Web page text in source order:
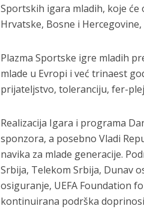
Sportskih igara mladih, koje će
Hrvatske, Bosne i
Plazma Sportske igre mladih
mlade u Evropi i već trinaest
prijateljstvo, toleranciju, fer-
Realizacija Igara i programa
sponzora, a posebno Vladi
navika za mlade generacije.
Srbija, Telekom Srbija, Dunav
osiguranje, UEFA Foundation
kontinuirana podrška